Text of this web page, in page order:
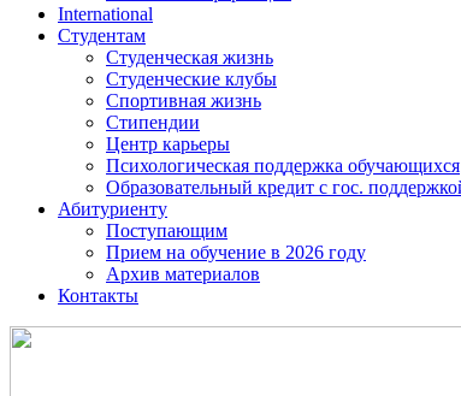
International
Студентам
Студенческая жизнь
Студенческие клубы
Спортивная жизнь
Стипендии
Центр карьеры
Психологическая поддержка обучающихся
Образовательный кредит с гос.
Абитуриенту
Поступающим
Прием на обучение в 2026 году
Архив материалов
Контакты